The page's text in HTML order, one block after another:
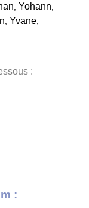
, Yohann,
, Yvane,
:
: